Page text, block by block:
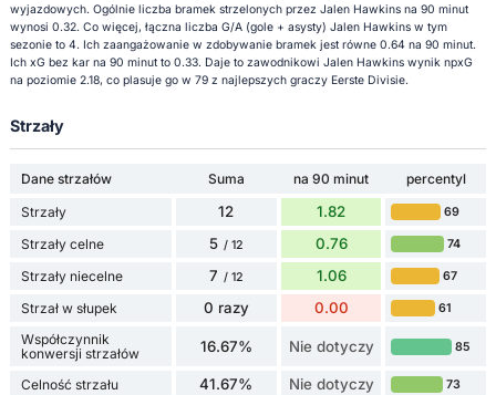
wyjazdowych. Ogólnie liczba bramek strzelonych przez Jalen Hawkins na 90 minut
wynosi 0.32. Co więcej, łączna liczba G/A (gole + asysty) Jalen Hawkins w tym
sezonie to 4. Ich zaangażowanie w zdobywanie bramek jest równe 0.64 na 90 minut.
Ich xG bez kar na 90 minut to 0.33. Daje to zawodnikowi Jalen Hawkins wynik npxG
na poziomie 2.18, co plasuje go w 79 z najlepszych graczy Eerste Divisie.
Strzały
Dane strzałów Suma na 90 minut
percentyl
Strzały
12 1.82 69
Strzały celne 5 / 12 0.76 74
Strzały niecelne 7 / 12 1.06 67
Strzał w słupek 0 razy 0.00 61
Współczynnik
konwersji strzałów
16.67% Nie dotyczy 85
Celność strzału 41.67% Nie dotyczy 73